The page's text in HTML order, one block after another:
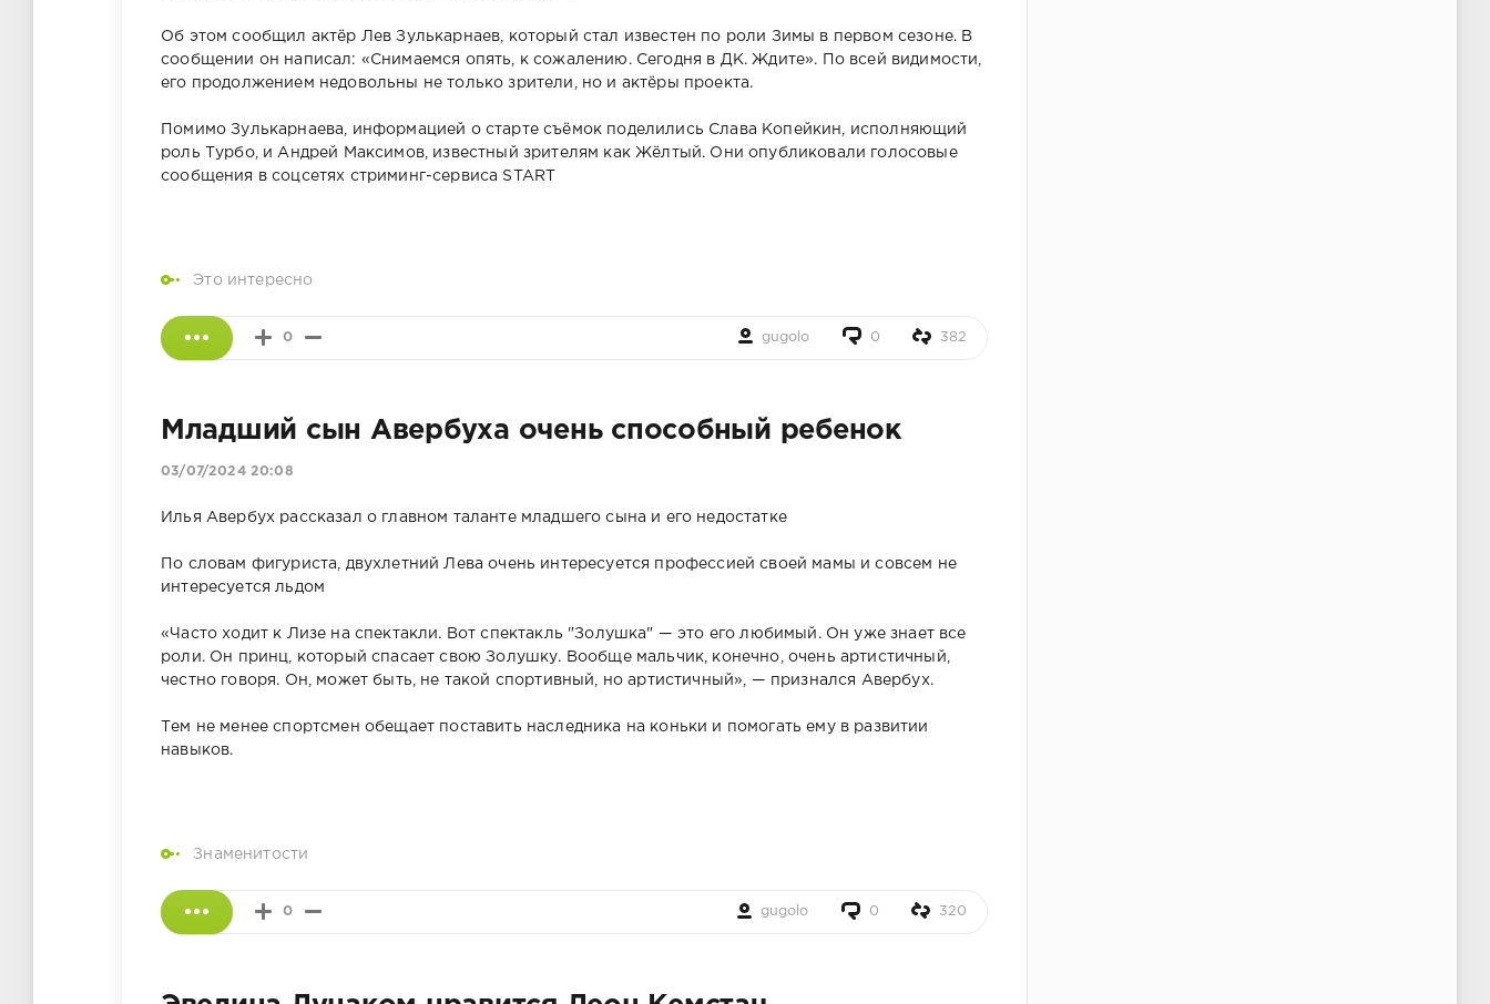
Об этом сообщил актёр Лев Зулькарнаев, который стал известен по роли Зимы в первом сезоне. В
сообщении он написал: «Снимаемся опять, к сожалению. Сегодня в ДК. Ждите». По всей видимости,
его продолжением недовольны не только зрители, но и актёры проекта.
Помимо Зулькарнаева, информацией о старте съёмок поделились Слава Копейкин, исполняющий
роль Турбо, и Андрей Максимов, известный зрителям как Жёлтый. Они опубликовали голосовые
сообщения в соцсетях стриминг-сервиса START
Это интересно
0 gugolo 0 382
Младший сын Авербуха очень способный ребенок
03/07/2024 20:08
Илья Авербух рассказал о главном таланте младшего сына и его недостатке
По словам фигуриста, двухлетний Лева очень интересуется профессией своей мамы и совсем не
интересуется льдом
«Часто ходит к Лизе на спектакли. Вот спектакль "Золушка" — это его любимый. Он уже знает все
роли. Он принц, который спасает свою Золушку. Вообще мальчик, конечно, очень артистичный,
честно говоря. Он, может быть, не такой спортивный, но артистичный», — признался Авербух.
Тем не менее спортсмен обещает поставить наследника на коньки и помогать ему в развитии
навыков.
Знаменитости
0 gugolo 0 320